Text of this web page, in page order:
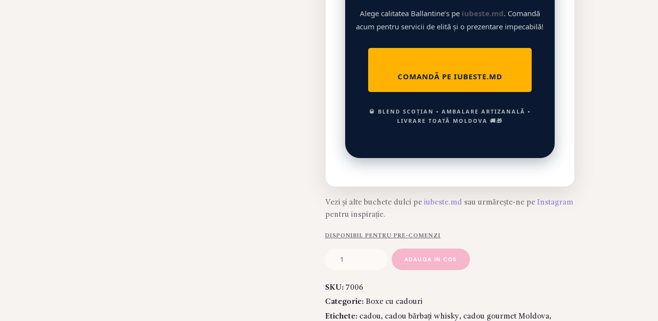
Alege calitatea Ballantine’s pe iubeste.md. Comandă
acum pentru servicii de elită și o prezentare impecabilă!
COMANDĂ PE IUBESTE.MD
🥃 BLEND SCOȚIAN • AMBALARE ARTIZANALĂ •
LIVRARE TOATĂ MOLDOVA 🚚🎁
Vezi și alte buchete dulci pe iubeste.md sau urmărește-ne pe Instagram
pentru inspirație.
DISPONIBIL PENTRU PRE-COMENZI
"Ballantine’s
Selection"
ADAUGA IN COS
SKU: 7006
Categorie: Boxe cu cadouri
Etichete: cadou, cadou bărbați whisky, cadou gourmet Moldova,